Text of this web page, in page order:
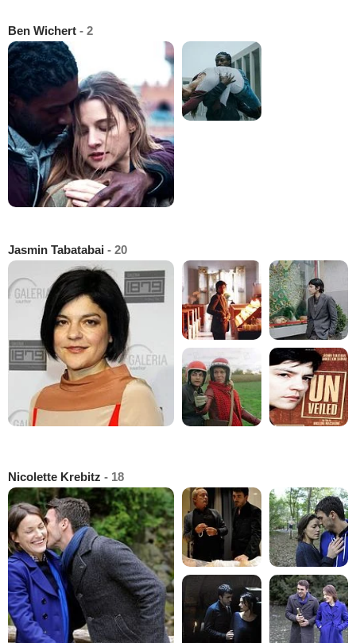
Ben Wichert - 2
Jasmin Tabatabai - 20
Nicolette Krebitz - 18